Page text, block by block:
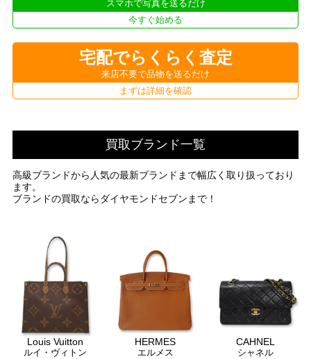
スマホで写真を送るだけ
今すぐ始める
宅配でらくらく査定
来店不要で品物を送るだけ
まずは詳細を確認
買取ブランド一覧
高級ブランドから人気の最新ブランドまで幅広く取り扱っており
ます。
ブランドの買取ならダイヤモンドセブンまで！
Louis Vuitton
ルイ・ヴィトン
HERMES
エルメス
CAHNEL
シャネル